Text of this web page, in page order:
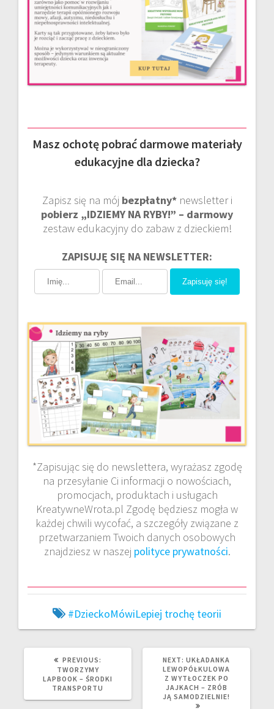
Masz ochotę pobrać darmowe materiały
edukacyjne dla dziecka?
Zapisz się na mój bezpłatny*newsletter i
pobierz „IDZIEMY NA RYBY!” – darmowy
zestaw edukacyjny do zabaw z dzieckiem!
ZAPISUJĘ SIĘ NA NEWSLETTER:
Zapisuję się!
*Zapisując się do newslettera, wyrażasz zgodę
na przesyłanie Ci informacji o nowościach,
promocjach, produktach i usługach
KreatywneWrota.pl Zgodę będziesz mogła w
każdej chwili wycofać, a szczegóły związane z
przetwarzaniem Twoich danych osobowych
znajdziesz w naszej polityce prywatności.
#DzieckoMówiLepiej trochę teorii
PREVIOUS:
TWORZYMY
LAPBOOK – ŚRODKI
TRANSPORTU
NEXT: NEXT
POST:
UKŁADANKA
LEWOPÓŁKULOWA
Z WYTŁOCZEK PO
JAJKACH – ZRÓB
JĄ SAMODZIELNIE!